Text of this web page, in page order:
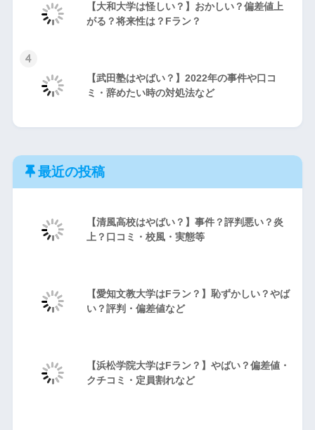
【大和大学は怪しい？】おかしい？偏差値上
がる？将来性は？Fラン？
4
【武田塾はやばい？】2022年の事件や口コ
ミ・辞めたい時の対処法など
最近の投稿
【清風高校はやばい？】事件？評判悪い？炎
上？口コミ・校風・実態等
【愛知文教大学はFラン？】恥ずかしい？やば
い？評判・偏差値など
【浜松学院大学はFラン？】やばい？偏差値・
クチコミ・定員割れなど